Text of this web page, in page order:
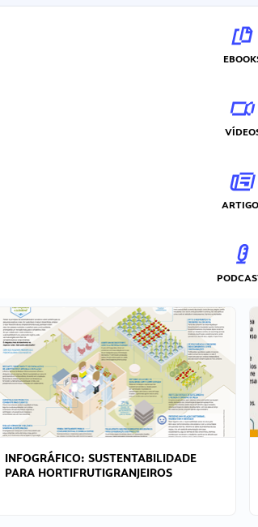
INFOGRÁFICO: SUSTENTABILIDADE
PARA HORTIFRUTIGRANJEIROS